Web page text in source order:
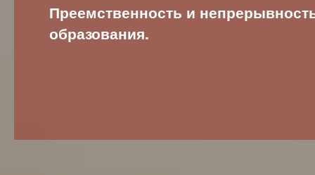
Преемственность и
образования.